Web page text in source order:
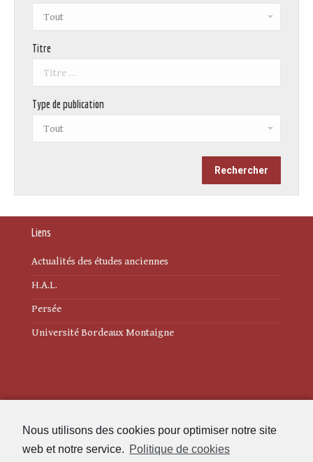
Nous utilisons des cookies pour optimiser notre site
web et notre service. Politique de cookies
Titre
Type de publication
Liens
Actualités des études anciennes
H.A.L.
Persée
Université Bordeaux Montaigne
Politique de cookies (UE)